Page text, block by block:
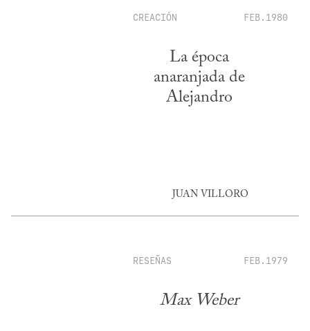
CREACIÓN FEB.1980
La época
anaranjada de
Alejandro
JUAN VILLORO
RESEÑAS FEB.1979
Max Weber